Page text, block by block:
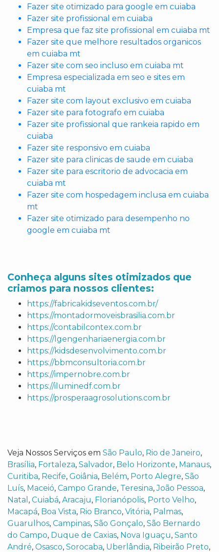
Fazer site otimizado para google em cuiaba
Fazer site profissional em cuiaba
Empresa que faz site profissional em cuiaba mt
Fazer site que melhore resultados organicos
em cuiaba mt
Fazer site com seo incluso em cuiaba mt
Empresa especializada em seo e sites em
cuiaba mt
Fazer site com layout exclusivo em cuiaba
Fazer site para fotografo em cuiaba
Fazer site profissional que rankeia rapido em
cuiaba
Fazer site responsivo em cuiaba
Fazer site para clinicas de saude em cuiaba
Fazer site para escritorio de advocacia em
cuiaba mt
Fazer site com hospedagem inclusa em cuiaba
mt
Fazer site otimizado para desempenho no
google em cuiaba mt
Conheça alguns sites otimizados que
criamos para nossos clientes:
https://fabricakidseventos.com.br/
https://montadormoveisbrasilia.com.br
https://contabilcontex.com.br
https://lgengenhariaenergia.com.br
https://kidsdesenvolvimento.com.br
https://bbmconsultoria.com.br
https://impernobre.com.br
https://iluminedf.com.br
https://prosperaagrosolutions.com.br
Veja Nossos Serviços em São Paulo, Rio de Janeiro,
Brasília, Fortaleza, Salvador, Belo Horizonte, Manaus,
Curitiba, Recife, Goiânia, Belém, Porto Alegre, São
Luís, Maceió, Campo Grande, Teresina,João Pessoa,
Natal , Cuiabá, Aracaju, Florianópolis, Porto Velho,
Macapá, Boa Vista, Rio Branco, Vitória, Palmas,
Guarulhos, Campinas, São Gonçalo, São Bernardo
do Campo, Duque de Caxias, Nova Iguaçu, Santo
André, Osasco, Sorocaba, Uberlândia, Ribeirão Preto,